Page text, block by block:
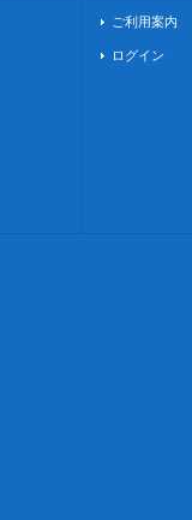
ご利用案内
ログイン